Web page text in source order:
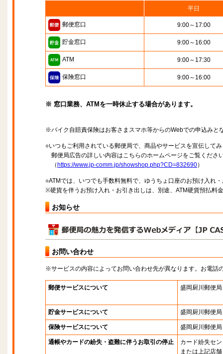
平日
郵便窓口 9:00～17:00
貯金窓口 9:00～16:00
ATM 9:00～17:30
保険窓口 9:00～16:00
※ 窓口業務、ATMを一時休止する場合があります。
※バイク自賠責保険はお客さまスマホ等からのWebでの申込みと
○いつもご利用されている郵便局で、商品やサービスを宣伝して
郵便局広告の詳しい内容はこちらのホームページをご覧くださ
（ https://www.jp-comm.jp/showshop.php?CD=832690）
○ATMでは、いつでも手数料無料で、ゆうちょ口座のお預け入れ
※硬貨を伴うお預け入れ・お引き出しは、別途、ATM硬貨預払料
お知らせ
お問い合わせ
※サービスの内容によってお問い合わせ先が異なります。お電話
郵便サービスについて 盛岡厨川郵便局
貯金サービスについて 盛岡厨川郵便局
保険サービスについて 盛岡厨川郵便局
通帳やカードの紛失・盗難に伴うお取引の停止
カード紛失セ
または上記店舗